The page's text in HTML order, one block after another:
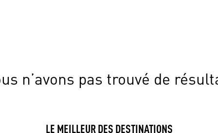
n’avons pas trouvé de
LE MEILLEUR DES DESTINATIONS